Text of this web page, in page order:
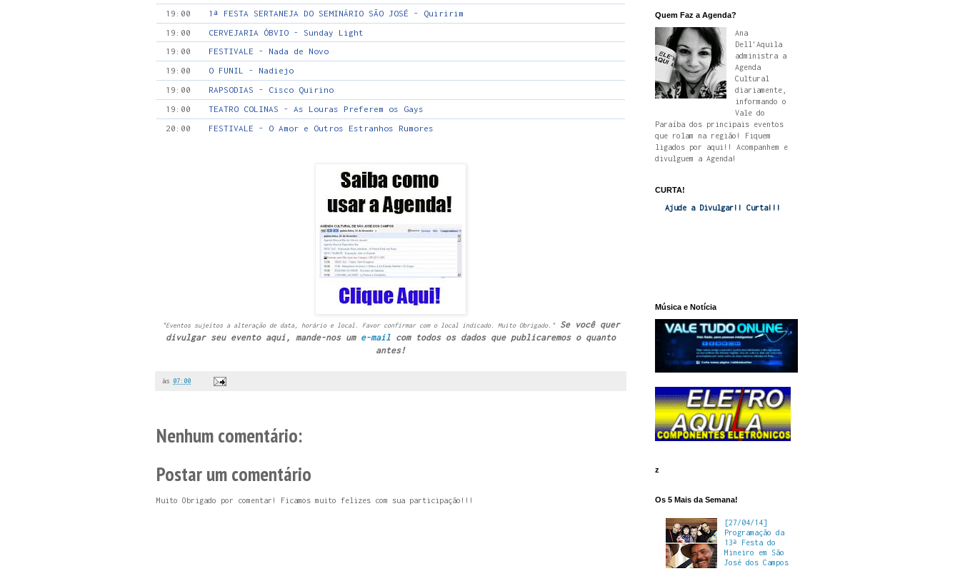
19:00
1ª FESTA SERTANEJA DO SEMINÁRIO SÃO JOSÉ - Quiririm
19:00
CERVEJARIA ÓBVIO - Sunday Light
19:00
FESTIVALE - Nada de Novo
19:00
O FUNIL - Nadiejo
19:00
RAPSODIAS - Cisco Quirino
19:00
TEATRO COLINAS - As Louras Preferem os Gays
20:00
FESTIVALE - O Amor e Outros Estranhos Rumores
"Eventos sujeitos a alteração de data, horário e local. Favor confirmar com o local indicado. Muito Obrigado."
Se você quer
divulgar seu evento aqui, mande-nos um e-mail com todos os dados que publicaremos o quanto
antes!
às 07:00
Nenhum comentário:
Postar um comentário
Muito Obrigado por comentar! Ficamos muito felizes com sua participação!!!
Quem Faz a Agenda?
Ana
Dell'Aquila
administra a
Agenda
Cultural
diariamente,
informando o
Vale do
Paraíba dos principais eventos
que rolam na região! Fiquem
ligados por aqui!! Acompanhem e
divulguem a Agenda!
CURTA!
Ajude a Divulgar!! Curta!!!
Música e Notícia
z
Os 5 Mais da Semana!
[27/04/14]
Programação da
13ª Festa do
Mineiro em São
José dos Campos